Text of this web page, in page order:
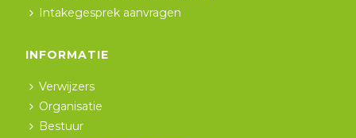
Intakegesprek aanvragen
INFORMATIE
Verwijzers
Organisatie
Bestuur